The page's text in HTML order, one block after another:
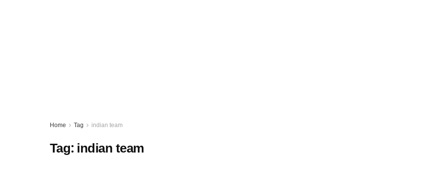
Home Tag indian team
Tag:indian team